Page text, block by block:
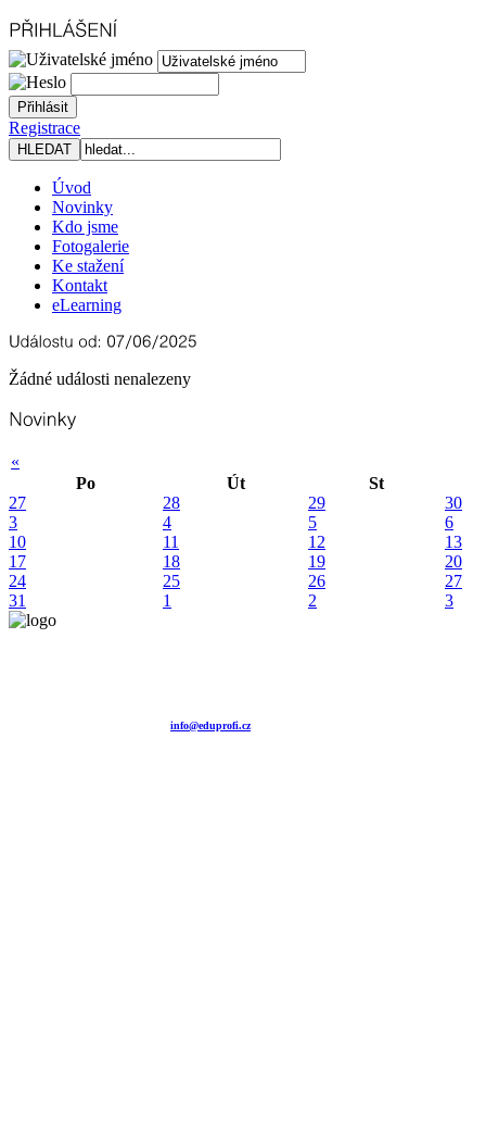
Registrace
Úvod
Novinky
Kdo jsme
Fotogalerie
Ke stažení
Kontakt
eLearning
Žádné události nenalezeny
«
Po
Út
St
27
28 29
30
3
4 5
6
10
11 12
13
17
18 19
20
24
25 26
27
31
1 2 3
info@eduprofi.cz